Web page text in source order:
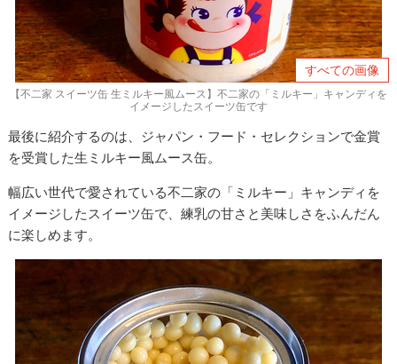
すべての画像
【不二家 スイーツ缶 生ミルキー風ムース】不二家の「ミルキー」キャンディを
イメージしたスイーツ缶です
最後に紹介するのは、ジャパン・フード・セレクションで金賞
を受賞した生ミルキー風ムース缶。
幅広い世代で愛されている不二家の「ミルキー」キャンディを
イメージしたスイーツ缶で、練乳の甘さと美味しさをふんだん
に楽しめます。